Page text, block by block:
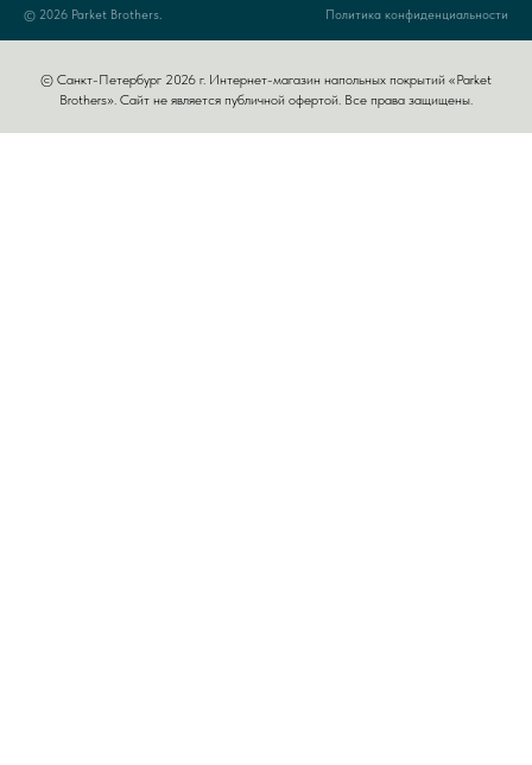
© 2026 Parket Brothers. Политика конфиденциальности
© Санкт-Петербург 2026 г. Интернет-магазин напольных покрытий «Parket
Brothers». Сайт не является публичной офертой. Все права защищены.